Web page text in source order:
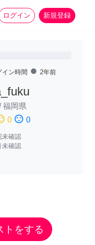
ログイン 新規登録
家事 more_horiz
ン時間 fiber_manual_record 2年前
福岡県
0 sentiment_dissatisfied 0
未確認
未確認
トをする